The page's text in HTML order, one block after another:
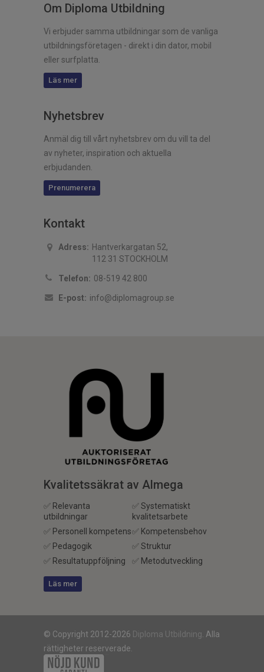
Om Diploma Utbildning
Vi erbjuder samma utbildningar som de vanliga
utbildningsföretagen - direkt i din dator, mobil
eller surfplatta.
Läs mer
Nyhetsbrev
Anmäl dig till vårt nyhetsbrev om du vill ta del
av nyheter, inspiration och aktuella
erbjudanden.
Prenumerera
Kontakt
Adress: Hantverkargatan 52,
112 31 STOCKHOLM
Telefon: 08-519 42 800
E-post: info@diplomagroup.se
Kvalitetssäkrat av Almega
✅ Relevanta
utbildningar
✅ Personell kompetens
✅ Pedagogik
✅ Resultatuppföljning
✅ Systematiskt
kvalitetsarbete
✅ Kompetensbehov
✅ Struktur
✅ Metodutveckling
Läs mer
© Copyright 2012-2026 Diploma Utbildning. Alla
rättigheter reserverade.